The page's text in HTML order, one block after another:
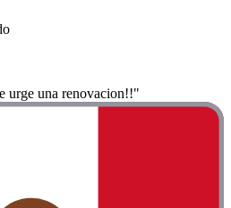
urge una renovacion!!"